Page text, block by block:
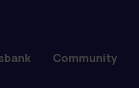
Community